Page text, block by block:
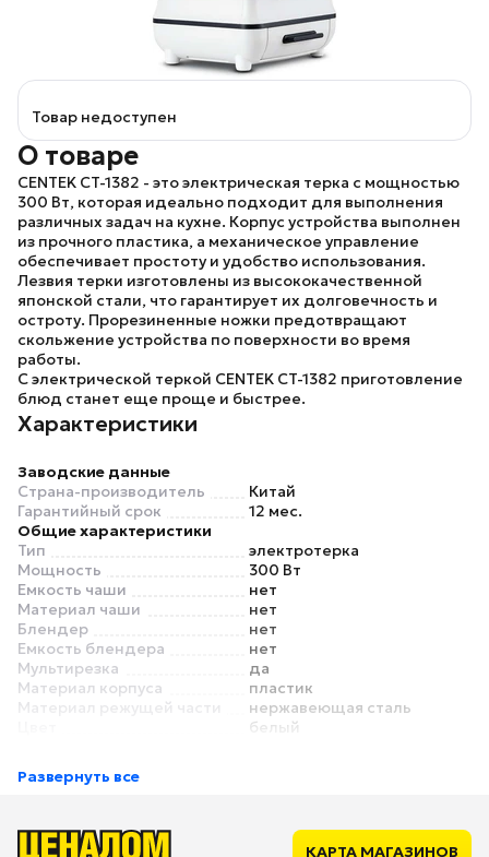
Товар недоступен
О товаре
CENTEK CT-1382 - это электрическая терка с мощностью
300 Вт, которая идеально подходит для выполнения
различных задач на кухне. Корпус устройства выполнен
из прочного пластика, а механическое управление
обеспечивает простоту и удобство использования.
Лезвия терки изготовлены из высококачественной
японской стали, что гарантирует их долговечность и
остроту. Прорезиненные ножки предотвращают
скольжение устройства по поверхности во время
работы.
С электрической теркой CENTEK CT-1382 приготовление
блюд станет еще проще и быстрее.
Характеристики
Заводские данные
Страна-производитель
Китай
Гарантийный срок
12 мес.
Общие характеристики
Тип
электротерка
Мощность
300 Вт
Емкость чаши
нет
Материал чаши
нет
Блендер
нет
Емкость блендера
нет
Мультирезка
да
Материал корпуса
пластик
Материал режущей части
нержавеющая сталь
белый
Терка
Универсальный нож
Эмульсионная насадка
Развернуть все
КАРТА МАГАЗИНОВ